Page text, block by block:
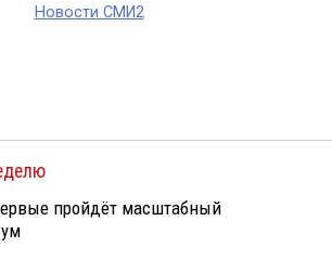
Новости СМИ2
пройдёт масштабный